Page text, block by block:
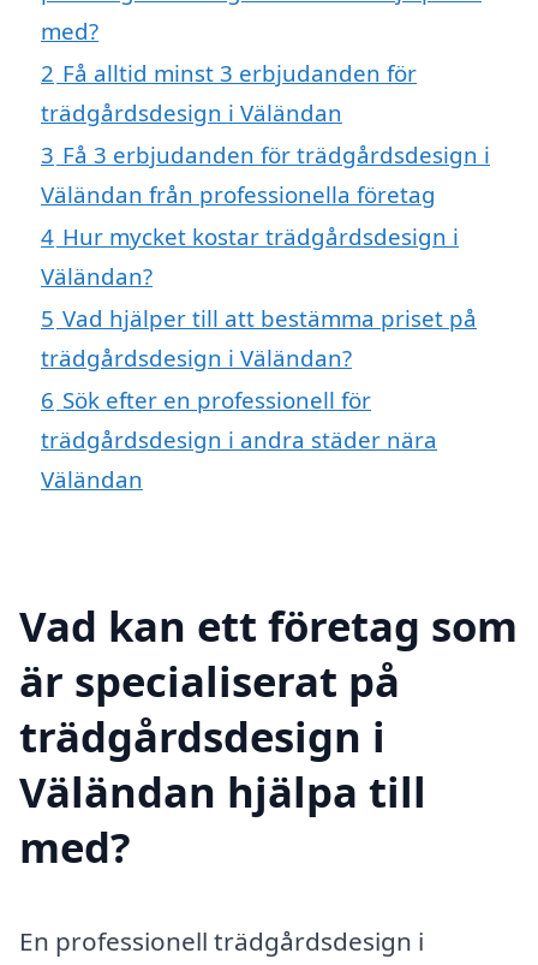
med?
2 Få alltid minst 3 erbjudanden för
trädgårdsdesign i Väländan
3 Få 3 erbjudanden för trädgårdsdesign i
Väländan från professionella företag
4 Hur mycket kostar trädgårdsdesign i
Väländan?
5 Vad hjälper till att bestämma priset på
trädgårdsdesign i Väländan?
6 Sök efter en professionell för
trädgårdsdesign i andra städer nära
Väländan
Vad kan ett företag som
är specialiserat på
trädgårdsdesign i
Väländan hjälpa till
med?
En professionell trädgårdsdesign i